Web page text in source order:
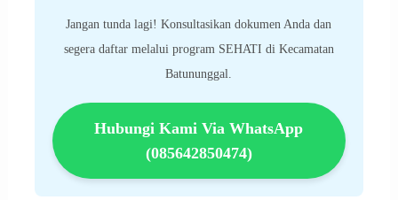
Jangan tunda lagi! Konsultasikan dokumen Anda dan
segera daftar melalui program SEHATI di Kecamatan
Batununggal.
Hubungi Kami Via WhatsApp
(085642850474)